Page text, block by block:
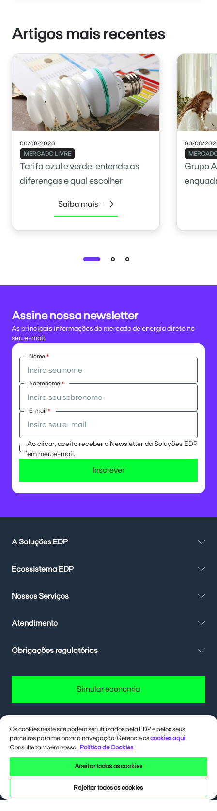
Quer até 40% de desconto na conta
de energia? Deixa eu te contar como.
Artigos mais recentes
06/08/2026
MERCADO LIVRE
Tarifa azul e verde: entenda as
diferenças e qual escolher
Saiba mais
06/08/
Grupo
Assine nossa newsletter
As principais informações do mercado de energia direto no
seu e-mail.
Nome *
Sobrenome *
E-mail *
Ao clicar, aceito receber a Newsletter da Soluções EDP
em meu e-mail.
Inscrever
A Soluções EDP
Ecossistema EDP
Nossos Serviços
Atendimento
Obrigações regulatórias
Simular economia
Os cookies neste site podem ser utilizados pela EDP e pelos seus
parceiros para melhorar a navegação. Gerencie oscookies aqui.
Consulte também nossa
Política de Cookies
Aceitar todos os cookies
Rejeitar todos os cookies